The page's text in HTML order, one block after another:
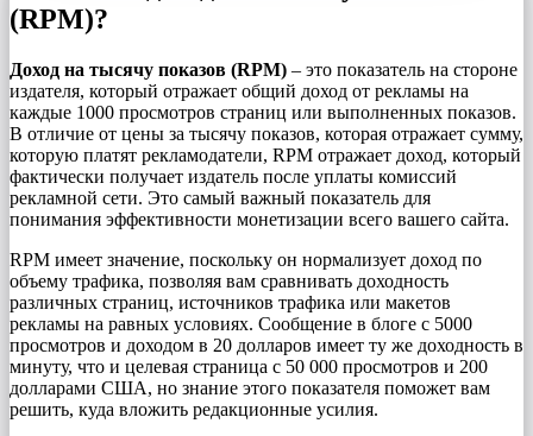
(RPM)?
Доход на тысячу показов (RPM) – это показатель на стороне
издателя, который отражает общий доход от рекламы на
каждые 1000 просмотров страниц или выполненных показов.
В отличие от цены за тысячу показов, которая отражает сумму,
которую платят рекламодатели, RPM отражает доход, который
фактически получает издатель после уплаты комиссий
рекламной сети. Это самый важный показатель для
понимания эффективности монетизации всего вашего сайта.
RPM имеет значение, поскольку он нормализует доход по
объему трафика, позволяя вам сравнивать доходность
различных страниц, источников трафика или макетов
рекламы на равных условиях. Сообщение в блоге с 5000
просмотров и доходом в 20 долларов имеет ту же доходность в
минуту, что и целевая страница с 50 000 просмотров и 200
долларами США, но знание этого показателя поможет вам
решить, куда вложить редакционные усилия.